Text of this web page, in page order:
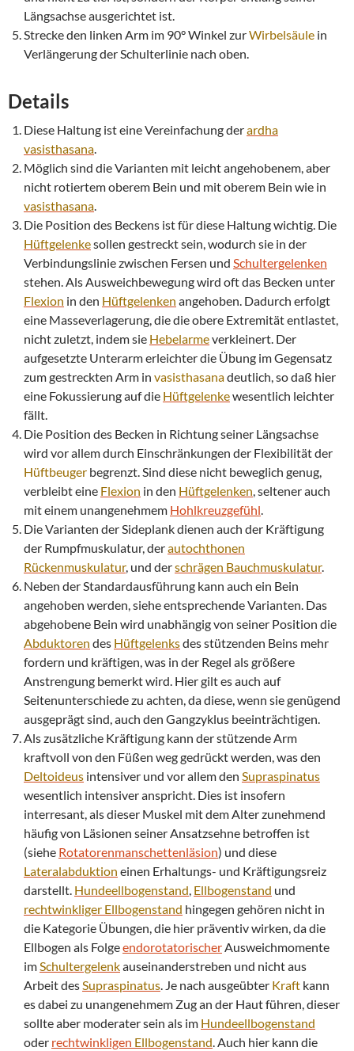
Längsachse ausgerichtet ist.
Strecke den linken Arm im 90° Winkel zurWirbelsäule in
Verlängerung der Schulterlinie nach oben.
Details
Diese Haltung ist eine Vereinfachung derardha
vasisthasana.
Möglich sind die Varianten mit leicht angehobenem, aber
nicht rotiertem oberem Bein und mit oberem Bein wie in
vasisthasana.
Die Position des Beckens ist für diese Haltung wichtig. Die
Hüftgelenkesollen gestreckt sein, wodurch sie in der
Verbindungslinie zwischen Fersen und Schultergelenken
stehen. Als Ausweichbewegung wird oft das Becken unter
Flexion in den Hüftgelenken angehoben. Dadurch erfolgt
eine Masseverlagerung, die die obere Extremität entlastet,
nicht zuletzt, indem sie Hebelarmeverkleinert. Der
aufgesetzte Unterarm erleichter die Übung im Gegensatz
zum gestreckten Arm in vasisthasanadeutlich, so daß hier
eine Fokussierung auf die Hüftgelenkewesentlich leichter
fällt.
Die Position des Becken in Richtung seiner Längsachse
wird vor allem durch Einschränkungen der Flexibilität der
Hüftbeuger begrenzt. Sind diese nicht beweglich genug,
verbleibt eine Flexion in den Hüftgelenken, seltener auch
mit einem unangenehmem Hohlkreuzgefühl.
Die Varianten der Sideplank dienen auch der Kräftigung
der Rumpfmuskulatur, derautochthonen
Rückenmuskulatur, und derschrägen Bauchmuskulatur.
Neben der Standardausführung kann auch ein Bein
angehoben werden, siehe entsprechende Varianten. Das
abgehobene Bein wird unabhängig von seiner Position die
Abduktoren des Hüftgelenksdes stützenden Beins mehr
fordern und kräftigen, was in der Regel als größere
Anstrengung bemerkt wird. Hier gilt es auch auf
Seitenunterschiede zu achten, da diese, wenn sie genügend
ausgeprägt sind, auch den Gangzyklus beeinträchtigen.
Als zusätzliche Kräftigung kann der stützende Arm
kraftvoll von den Füßen weg gedrückt werden, was den
Deltoideus intensiver und vor allem den Supraspinatus
wesentlich intensiver anspricht. Dies ist insofern
interresant, als dieser Muskel mit dem Alter zunehmend
häufig von Läsionen seiner Ansatzsehne betroffen ist
(siehe Rotatorenmanschettenläsion) und diese
Lateralabduktion einen Erhaltungs- und Kräftigungsreiz
darstellt. Hundeellbogenstand, Ellbogenstand und
rechtwinkliger Ellbogenstand hingegen gehören nicht in
die Kategorie Übungen, die hier präventiv wirken, da die
Ellbogen als FolgeendorotatorischerAusweichmomente
imSchultergelenkauseinanderstreben und nicht aus
Arbeit desSupraspinatus. Je nach ausgeübter Kraft kann
es dabei zu unangenehmem Zug an der Haut führen, dieser
sollte aber moderater sein als im Hundeellbogenstand
oder rechtwinkligen Ellbogenstand. Auch hier kann die